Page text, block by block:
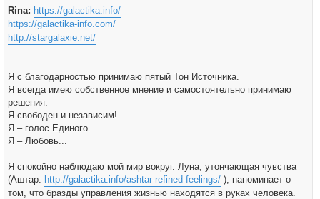
Rina: https://galactika.info/
https://galactika-info.com/
http://stargalaxie.net/
Я с благодарностью принимаю пятый Тон Источника.
Я всегда имею собственное мнение и самостоятельно принимаю
решения.
Я свободен и независим!
Я – голос Единого.
Я – Любовь...
Я спокойно наблюдаю мой мир вокруг. Луна, утончающая чувства
(Аштар: http://galactika.info/ashtar-refined-feelings/ ), напоминает о
том, что бразды управления жизнью находятся в руках человека.